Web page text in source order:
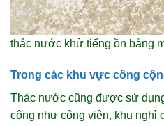
thác nước khử tiếng ồn bằng
Trong các khu vực công
Thác nước cũng được sử
cộng như công viên, khu nghỉ